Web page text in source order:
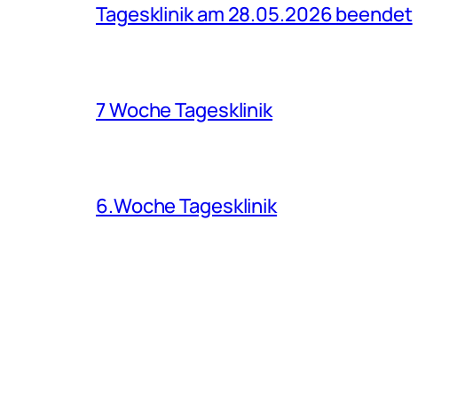
Tagesklinik am 28.05.2026 beendet
7 Woche Tagesklinik
6.Woche Tagesklinik